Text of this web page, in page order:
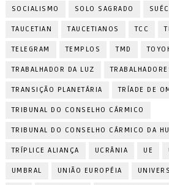
SOCIALISMO SOLO SAGRADO
TAUCETIAN TAUCETIANOS TCC
TELEGRAM TEMPLOS TMD
TRABALHADOR DA LUZ
TRANSIÇÃO PLANETÁRIA TRÍADE DE
TRIBUNAL DO CONSELHO CÁRMICO
TRIBUNAL DO CONSELHO CÁRMICO DA
TRÍPLICE ALIANÇA UCRÂNIA UE
UMBRAL UNIÃO EUROPÉIA